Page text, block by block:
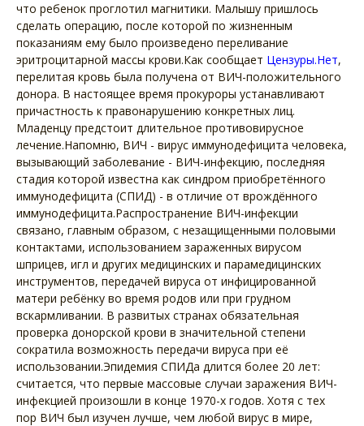
что ребенок проглотил магнитики. Малышу пришлось
сделать операцию, после которой по жизненным
показаниям ему было произведено переливание
эритроцитарной массы крови.Как сообщает Цензуры.Нет,
перелитая кровь была получена от ВИЧ-положительного
донора. В настоящее время прокуроры устанавливают
причастность к правонарушению конкретных лиц.
Младенцу предстоит длительное противовирусное
лечение.Напомню, ВИЧ - вирус иммунодефицита человека,
вызывающий заболевание - ВИЧ-инфекцию, последняя
стадия которой известна как синдром приобретённого
иммунодефицита (СПИД) - в отличие от врождённого
иммунодефицита.Распространение ВИЧ-инфекции
связано, главным образом, с незащищенными половыми
контактами, использованием зараженных вирусом
шприцев, игл и других медицинских и парамедицинских
инструментов, передачей вируса от инфицированной
матери ребёнку во время родов или при грудном
вскармливании. В развитых странах обязательная
проверка донорской крови в значительной степени
сократила возможность передачи вируса при её
использовании.Эпидемия СПИДа длится более 20 лет:
считается, что первые массовые случаи заражения ВИЧ-
инфекцией произошли в конце 1970-х годов. Хотя с тех
пор ВИЧ был изучен лучше, чем любой вирус в мире,